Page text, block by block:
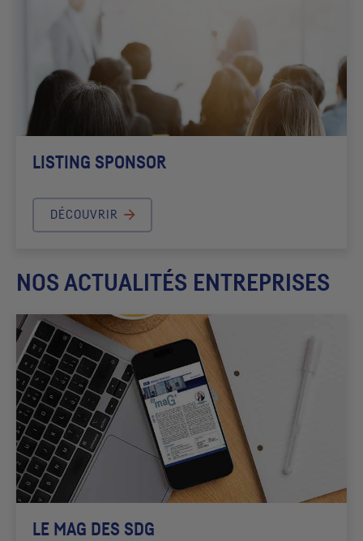
LISTING SPONSOR
DÉCOUVRIR
NOS ACTUALITÉS ENTREPRISES
LE MAG DES SDG